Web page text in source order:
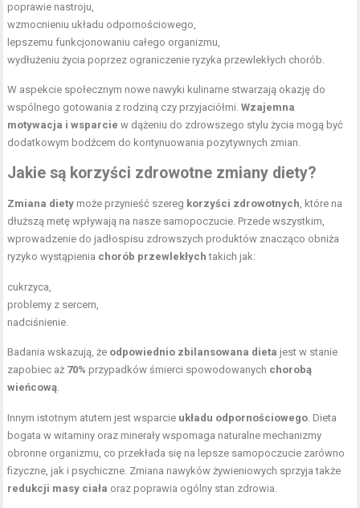
poprawie nastroju,
wzmocnieniu układu odpornościowego,
lepszemu funkcjonowaniu całego organizmu,
wydłużeniu życia poprzez ograniczenie ryzyka przewlekłych chorób.
W aspekcie społecznym nowe nawyki kulinarne stwarzają okazję do
wspólnego gotowania z rodziną czy przyjaciółmi.Wzajemna
motywacja i wsparcie w dążeniu do zdrowszego stylu życia mogą być
dodatkowym bodźcem do kontynuowania pozytywnych zmian.
Jakie są korzyści zdrowotne zmiany diety?
Zmiana diety może przynieść szereg korzyści zdrowotnych, które na
dłuższą metę wpływają na nasze samopoczucie. Przede wszystkim,
wprowadzenie do jadłospisu zdrowszych produktów znacząco obniża
ryzyko wystąpienia chorób przewlekłych takich jak:
cukrzyca,
problemy z sercem,
nadciśnienie.
Badania wskazują, że odpowiednio zbilansowana dieta jest w stanie
zapobiec aż 70% przypadków śmierci spowodowanych chorobą
wieńcową.
Innym istotnym atutem jest wsparcie układu odpornościowego. Dieta
bogata w witaminy oraz minerały wspomaga naturalne mechanizmy
obronne organizmu, co przekłada się na lepsze samopoczucie zarówno
fizyczne, jak i psychiczne. Zmiana nawyków żywieniowych sprzyja także
redukcji masy ciała oraz poprawia ogólny stan zdrowia.